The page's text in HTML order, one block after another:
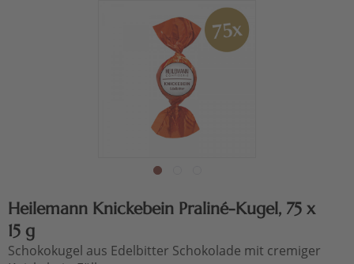
Heilemann Knickebein Praliné-Kugel, 75 x
15 g
Schokokugel aus Edelbitter Schokolade mit cremiger